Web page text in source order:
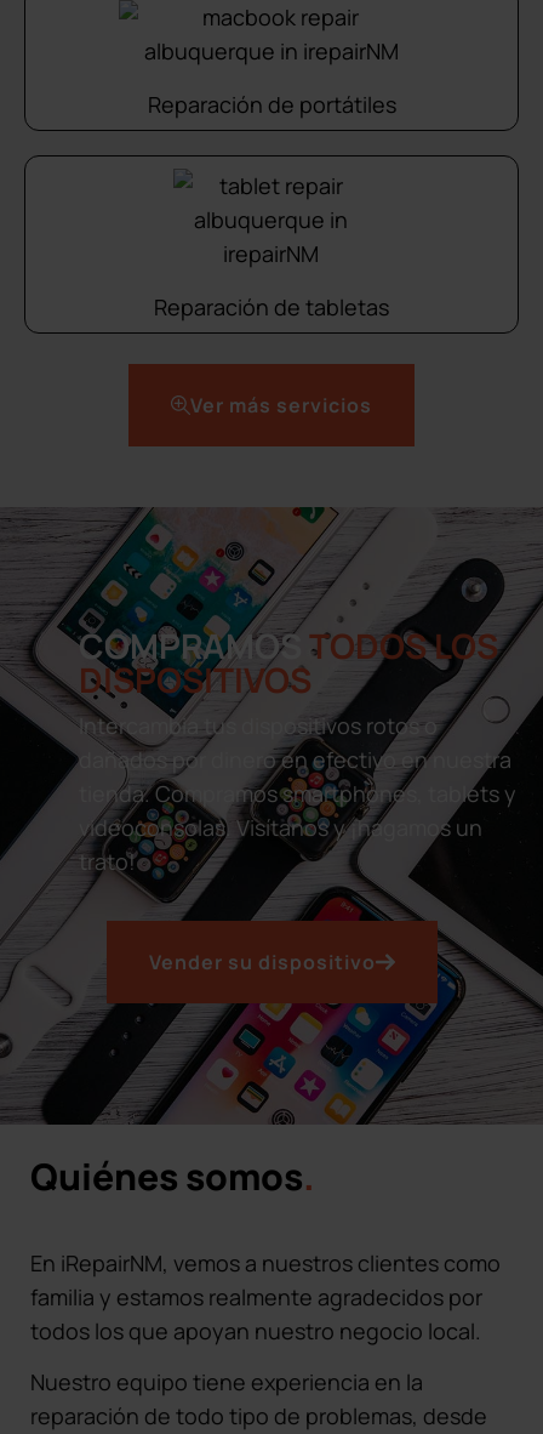
Reparación de portátiles
Reparación de tabletas
Ver más servicios
COMPRAMOS TODOS LOS
DISPOSITIVOS
Intercambia tus dispositivos rotos o
dañados por dinero en efectivo en nuestra
tienda. Compramos smartphones, tablets y
videoconsolas. Visítanos y ¡hagamos un
trato!
Vender su dispositivo
Quiénes somos.
En iRepairNM, vemos a nuestros clientes como
familia y estamos realmente agradecidos por
todos los que apoyan nuestro negocio local.
Nuestro equipo tiene experiencia en la
reparación de todo tipo de problemas, desde